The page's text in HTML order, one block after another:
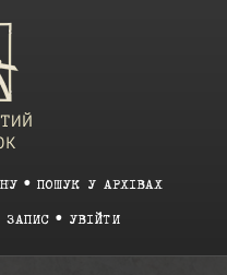
ПОШУК У АРХІВАХ
ЗАПИС УВІЙТИ